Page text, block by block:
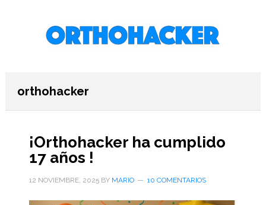
primaria
orthohacker
¡Orthohacker ha cumplido
17 años !
12 NOVIEMBRE, 2025BY MARIO 10 COMENTARIOS